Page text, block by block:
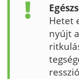
Hetet
nyújt